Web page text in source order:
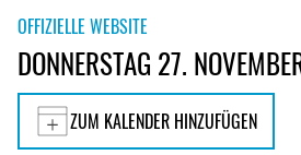
OFFIZIELLE WEBSITE
DONNERSTAG 27.
ZUM KALENDER HINZUFÜGEN